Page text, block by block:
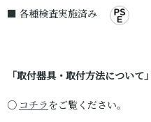
■ 各種検査実施済み
「取付器具・取付方法について」
○コチラをご覧ください。